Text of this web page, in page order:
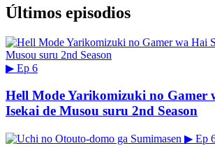
Últimos episodios
▶ Ep 6
Hell Mode Yarikomizuki no Gamer
Isekai de Musou suru 2nd Season
▶ Ep